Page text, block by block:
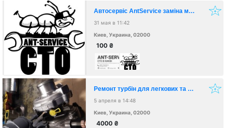
Автосервіс AntService заміна масла, ходова, ТО
31 мая в 11:42
Киев, Украина, 02000
100 ₴
Ремонт турбін для легкових та вантажних автомобілів і спецтехніки
5 апреля в 14:48
Киев, Украина, 02000
4000 ₴